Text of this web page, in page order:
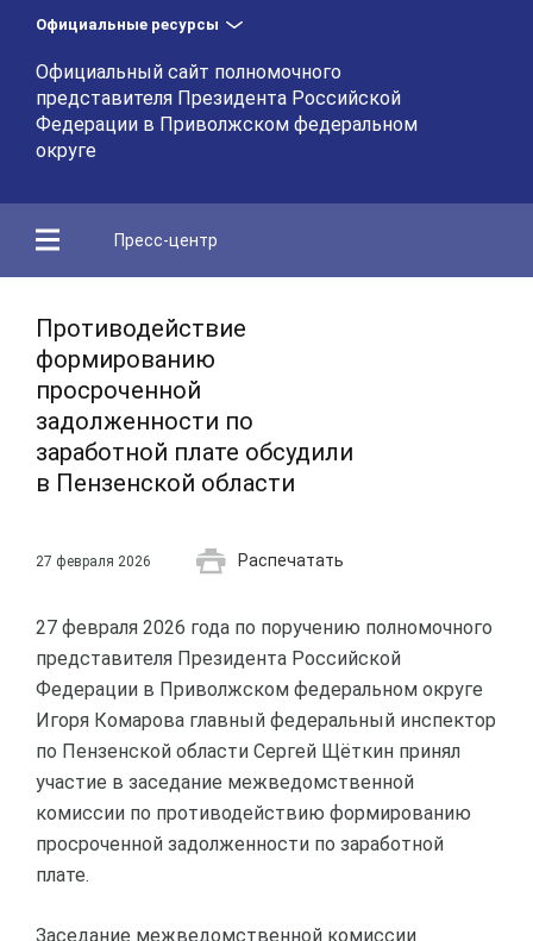
Официальные ресурсы
Официальный сайт полномочного
представителя Президента Российской
Федерации в Приволжском федеральном
округе
Пресс-центр
Противодействие
формированию
просроченной
задолженности по
заработной плате обсудили
в Пензенской области
27 февраля 2026 Распечатать
27 февраля 2026 года по поручению полномочного
представителя Президента Российской
Федерации в Приволжском федеральном округе
Игоря Комарова главный федеральный инспектор
по Пензенской области Сергей Щёткин принял
участие в заседание межведомственной
комиссии по противодействию формированию
просроченной задолженности по заработной
плате.
Заседание межведомственной комиссии